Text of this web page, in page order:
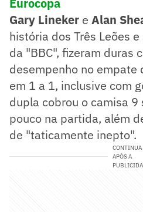
Gary Lineker e Alan
história dos Três Leões
da "BBC", fizeram duras
desempenho no empate
em 1 a 1, inclusive com
dupla cobrou o camisa
pouco na partida, além
de "taticamente inepto".
CONTINUA
APÓS A